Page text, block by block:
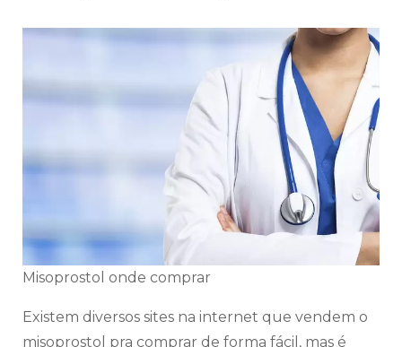
Misoprostol onde comprar
Existem diversos sites na internet que vendem o
misoprostol pra comprar de forma fácil, mas é